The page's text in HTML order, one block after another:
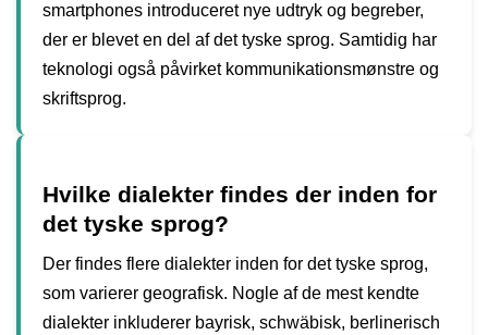
smartphones introduceret nye udtryk og begreber,
der er blevet en del af det tyske sprog. Samtidig har
teknologi også påvirket kommunikationsmønstre og
skriftsprog.
Hvilke dialekter findes der inden for
det tyske sprog?
Der findes flere dialekter inden for det tyske sprog,
som varierer geografisk. Nogle af de mest kendte
dialekter inkluderer bayrisk, schwäbisk, berlinerisch